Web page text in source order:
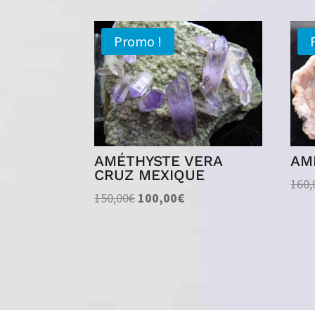
Promo !
AMÉTHYSTE VERA
CRUZ MEXIQUE
150,00€Le
100,00€Le